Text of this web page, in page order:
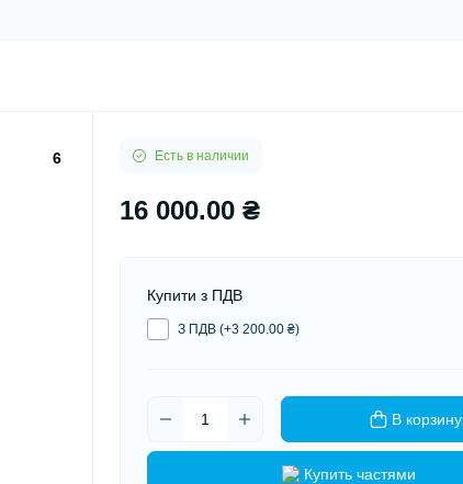
6 Есть в наличии
16 000.00 ₴
Купити з ПДВ
З ПДВ (+3 200.00 ₴)
В корзину
Купить частями